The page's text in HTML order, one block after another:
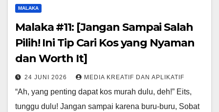
MALAKA
Malaka #11: [Jangan Sampai Salah
Pilih! Ini Tip Cari Kos yang Nyaman
dan Worth It]
24 JUNI 2026 MEDIA KREATIF DAN APLIKATIF
“Ah, yang penting dapat kos murah dulu, deh!” Eits,
tunggu dulu! Jangan sampai karena buru-buru, Sobat